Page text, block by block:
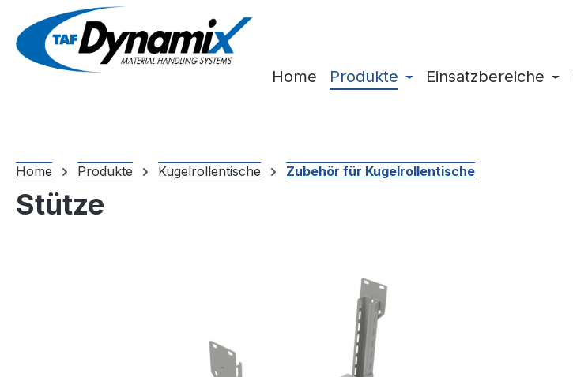
Hauptinhalt springen
Zur Suche springen
Zur Hauptnavigation springen
Home Produkte Einsatzbereiche
Home Produkte Kugelrollentische Zubehör für Kugelrollentische
Stütze